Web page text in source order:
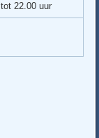
22.00 uur